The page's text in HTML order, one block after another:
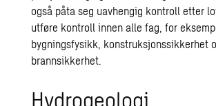
også påta seg uavhengig kontroll etter
utføre kontroll innen alle fag, for
bygningsfysikk, konstruksjonssikkerhet
brannsikkerhet.
Hydrogeologi